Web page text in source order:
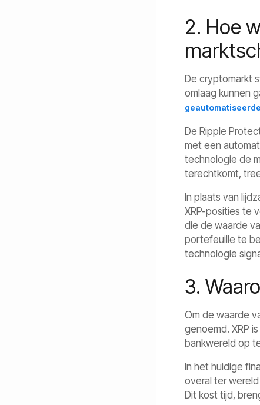
2. Hoe
De cryptomarkt
omlaag kunnen
De Ripple
met een
technologie de
terechtkomt,
In plaats van
XRP-posities te
die de waarde
portefeuille te
technologie
3.
Om de waarde
genoemd. XRP
bankwereld op
In het huidige
overal ter
Dit kost tijd,